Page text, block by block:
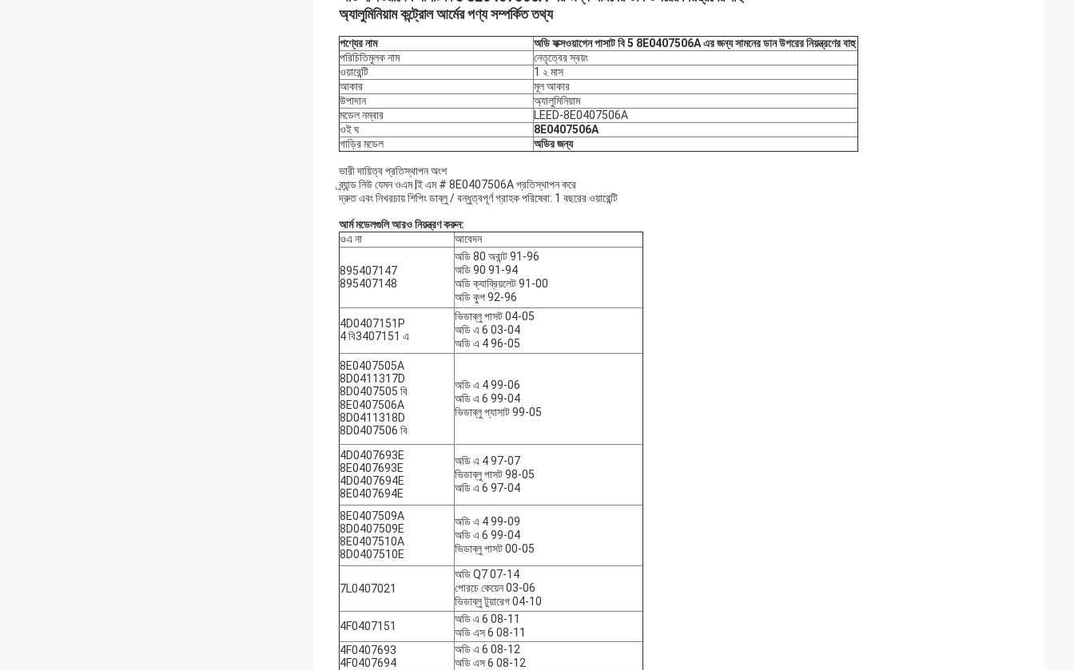
অ্যালুমিনিয়াম কন্ট্রোল আর্মের পণ্য সম্পর্কিত তথ্য
পণ্যের নাম
অডি ফক্সওয়াগেন পাসাট বি 5 8E0407506A এর জন্য সামনের ডান উপরের নিয়ন্ত্রণের বাহু
পরিচিতিমুলক নাম
নেতৃত্বের স্বয়ং
ওয়ারেন্টি
1 ২ মাস
আকার
মূল আকার
উপাদান
অ্যালুমিনিয়াম
মডেল নম্বার
LEED-8E0407506A
ওই ঘ
8E0407506A
গাড়ির মডেল
অডির জন্য
ভারী দায়িত্ব প্রতিস্থাপন অংশ
ব্র্যান্ড নিউ যেমন ওএম |ই এম # 8E0407506A প্রতিস্থাপন করে
দ্রুত এবং নিখরচায় শিপিং ডাব্লু / বন্ধুত্বপূর্ণ গ্রাহক পরিষেবা: 1 বছরের ওয়ারেন্টি
আর্ম মডেলগুলি আরও নিয়ন্ত্রণ করুন:
ওএ না
আবেদন
895407147
895407148
অডি 80 অবান্ট 91-96
অডি 90 91-94
অডি ক্যাব্রিয়লেট 91-00
অডি কুপ 92-96
4D0407151P
4 বি3407151 এ
ভিডাব্লু পাসট 04-05
অডি এ 6 03-04
অডি এ 4 96-05
8E0407505A
8D0411317D
8D0407505 বি
8E0407506A
8D0411318D
8D0407506 বি
অডি এ 4 99-06
অডি এ 6 99-04
ভিডাব্লু প্যাসাট 99-05
4D0407693E
8E0407693E
4D0407694E
8E0407694E
অডি এ 4 97-07
ভিডাব্লু পাসট 98-05
অডি এ 6 97-04
8E0407509A
8D0407509E
8E0407510A
8D0407510E
অডি এ 4 99-09
অডি এ 6 99-04
ভিডাব্লু পাসট 00-05
7L0407021
অডি Q7 07-14
পোরচে কেয়েন 03-06
ভিডাব্লু টুয়ারেগ 04-10
4F0407151
অডি এ 6 08-11
অডি এস 6 08-11
4F0407693
4F0407694
অডি এ 6 08-12
অডি এস 6 08-12